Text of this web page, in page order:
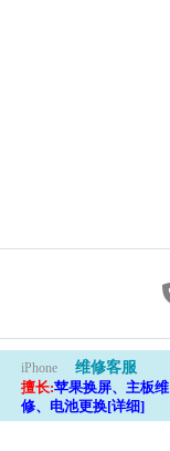
iPhone
维修客服
擅长:苹果换屏、主板维
修、电池更换[详细]